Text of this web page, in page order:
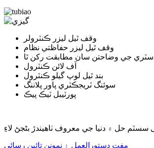
وقف ٿيل ليزر ڪنٽرولر
وقف ٿيل ليزر حفاظتي نظام
جي وضاحتن سان مطابقت رکن ٿا
آف لائن ڪنٽرول
بند ٿيل لوپ گيلو ڪنٽرول
سوئنگ ٽريجڪٽري پاور پلاننگ
پورٽيبل ٽيڪ پيڪ
سسٽم حل ۾ دنيا جي معروف ٺاهيندڙ بڻجڻ لاءِ
مفت دستورالعمل ۽ نمونن تائين رسائي